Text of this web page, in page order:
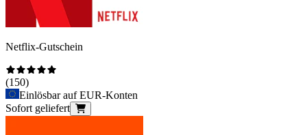
Netflix-Gutschein
(150)
Einlösbar auf EUR-Konten
Sofort geliefert